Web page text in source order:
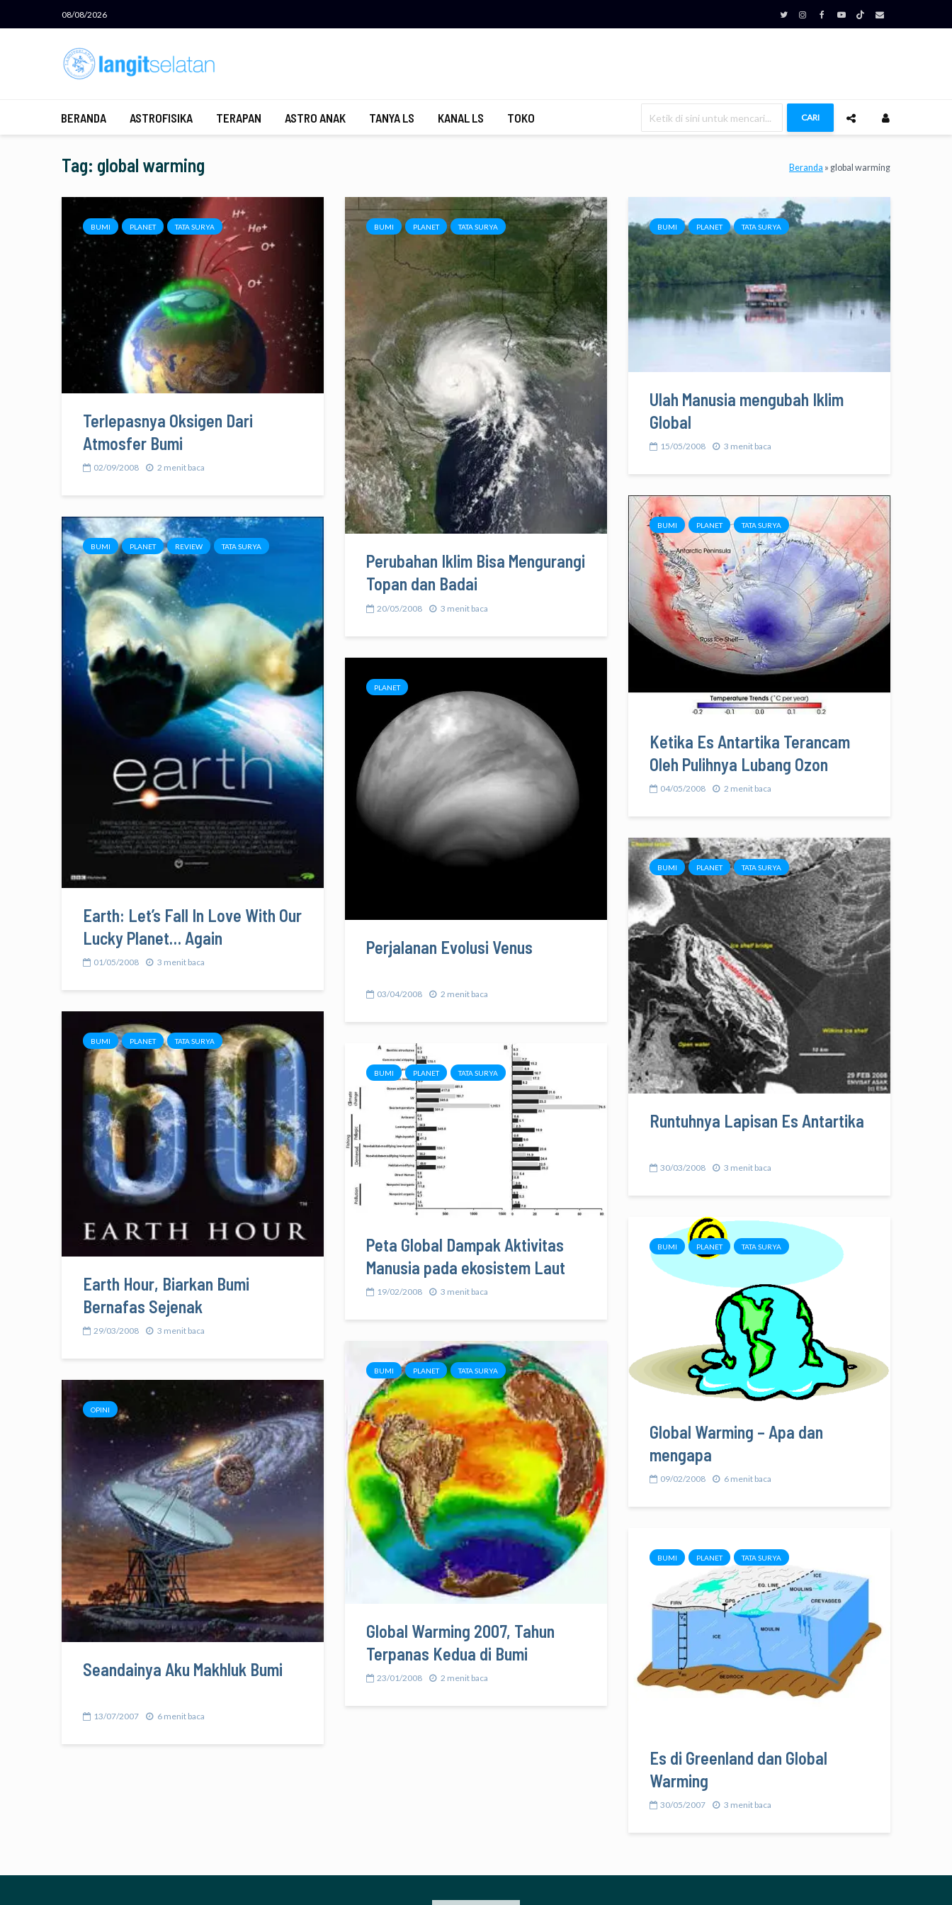
08/08/2026
BERANDA ASTROFISIKA TERAPAN ASTRO ANAK TANYA LS KANAL LS TOKO CARI
Tag: global warming Beranda » global warming
BUMI PLANET TATA SURYA
Terlepasnya Oksigen Dari
Atmosfer Bumi
02/09/2008 2 menit baca
BUMI PLANET TATA SURYA
Perubahan Iklim Bisa Mengurangi
Topan dan Badai
20/05/2008 3 menit baca
BUMI PLANET TATA SURYA
Ulah Manusia mengubah Iklim
Global
15/05/2008 3 menit baca
BUMI PLANET TATA SURYA
Ketika Es Antartika Terancam
Oleh Pulihnya Lubang Ozon
04/05/2008 2 menit baca
BUMI PLANET REVIEW TATA SURYA
Earth: Let’s Fall In Love With Our
Lucky Planet… Again
01/05/2008 3 menit baca
PLANET
Perjalanan Evolusi Venus
03/04/2008 2 menit baca
BUMI PLANET TATA SURYA
Runtuhnya Lapisan Es Antartika
30/03/2008 3 menit baca
BUMI PLANET TATA SURYA
Earth Hour, Biarkan Bumi
Bernafas Sejenak
29/03/2008 3 menit baca
BUMI PLANET TATA SURYA
Peta Global Dampak Aktivitas
Manusia pada ekosistem Laut
19/02/2008 3 menit baca
BUMI PLANET TATA SURYA
Global Warming – Apa dan
mengapa
09/02/2008 6 menit baca
BUMI PLANET TATA SURYA
Global Warming 2007, Tahun
Terpanas Kedua di Bumi
23/01/2008 2 menit baca
OPINI
Seandainya Aku Makhluk Bumi
13/07/2007 6 menit baca
BUMI PLANET TATA SURYA
Es di Greenland dan Global
Warming
30/05/2007 3 menit baca